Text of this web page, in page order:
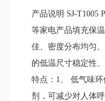
产品说明 SJ-T1005
等家电产品填充保
佳、密度分布均匀
的低温尺寸稳定性
特点：1、 低气味
剂，可减少对人体